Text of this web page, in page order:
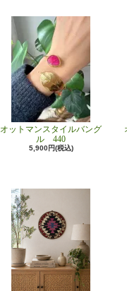
オットマンスタイルバング
ル 440
5,900円(税込)